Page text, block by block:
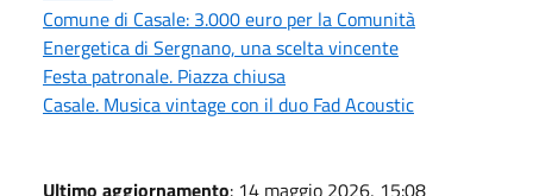
Comune di Casale: 3.000 euro per la Comunità
Energetica di Sergnano, una scelta vincente
Festa patronale. Piazza chiusa
Casale. Musica vintage con il duo Fad Acoustic
Ultimo aggiornamento: 14 maggio 2026, 15:08